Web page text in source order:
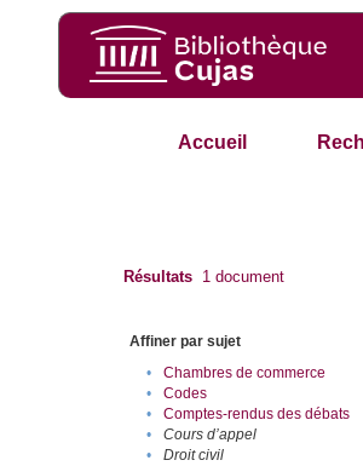
Accueil
Résultats 1 document
Affiner par sujet
•
Chambres de commerce
•
Codes
•
Comptes-rendus des débats
•
Cours d’appel
•
Droit civil